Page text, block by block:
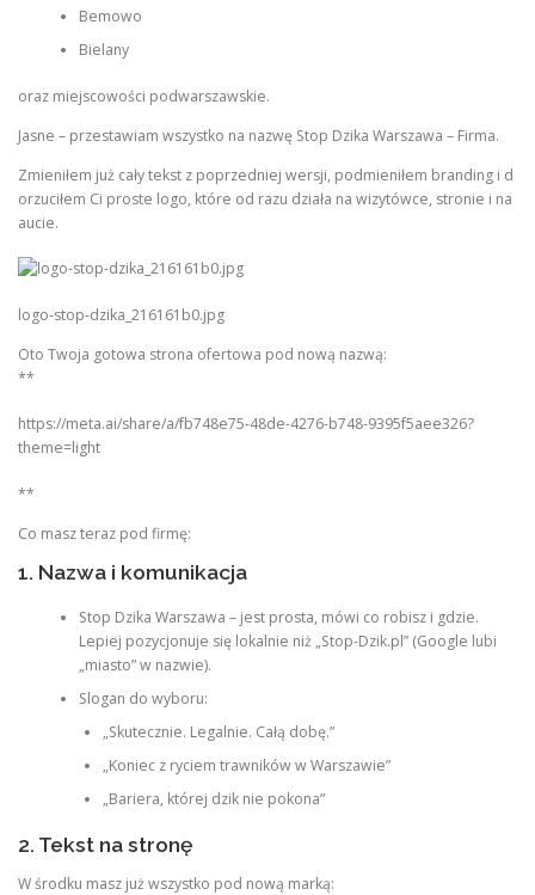
Bemowo
Bielany
oraz miejscowości podwarszawskie.
Jasne – przestawiam wszystko na nazwę Stop Dzika Warszawa – Firma.
Zmieniłem już cały tekst z poprzedniej wersji, podmieniłem branding i d
orzuciłem Ci proste logo, które od razu działa na wizytówce, stronie i na
aucie.
logo-stop-dzika_216161b0.jpg
Oto Twoja gotowa strona ofertowa pod nową nazwą:
**
https://meta.ai/share/a/fb748e75-48de-4276-b748-9395f5aee326?
theme=light
**
Co masz teraz pod firmę:
1. Nazwa i komunikacja
Stop Dzika Warszawa – jest prosta, mówi co robisz i gdzie.
Lepiej pozycjonuje się lokalnie niż „Stop-Dzik.pl” (Google lubi
„miasto” w nazwie).
Slogan do wyboru:
„Skutecznie. Legalnie. Całą dobę.”
„Koniec z ryciem trawników w Warszawie”
„Bariera, której dzik nie pokona”
2. Tekst na stronę
W środku masz już wszystko pod nową marką: